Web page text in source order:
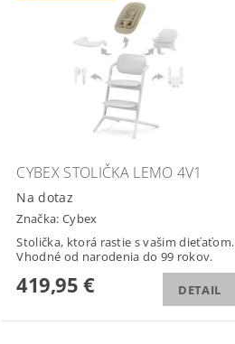
CYBEX STOLIČKA LEMO 4V1
Na dotaz
Značka: Cybex
Stolička, ktorá rastie s vašim dieťaťom.
Vhodné od narodenia do 99 rokov.
419,95 € DETAIL